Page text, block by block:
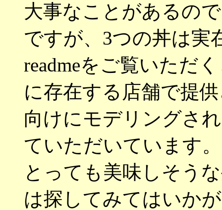
大事なことがあるの
ですが、3つの丼は実
readmeをご覧いただ
に存在する店舗で提
向けにモデリングさ
ていただいています。
とっても美味しそう
は探してみてはいか